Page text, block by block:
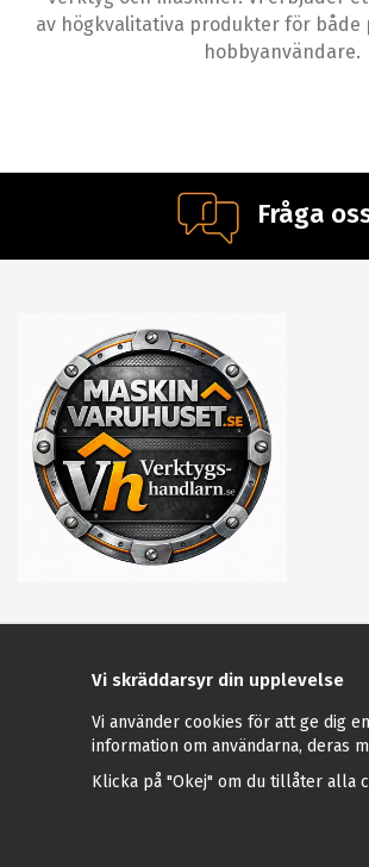
av högkvalitativa produkter för både
hobbyanvändare.
Fråga
Vi skräddarsyr din upplevelse
Vi använder cookies för att ge dig
information om användarna, deras
Klicka på "Okej" om du tillåter alla